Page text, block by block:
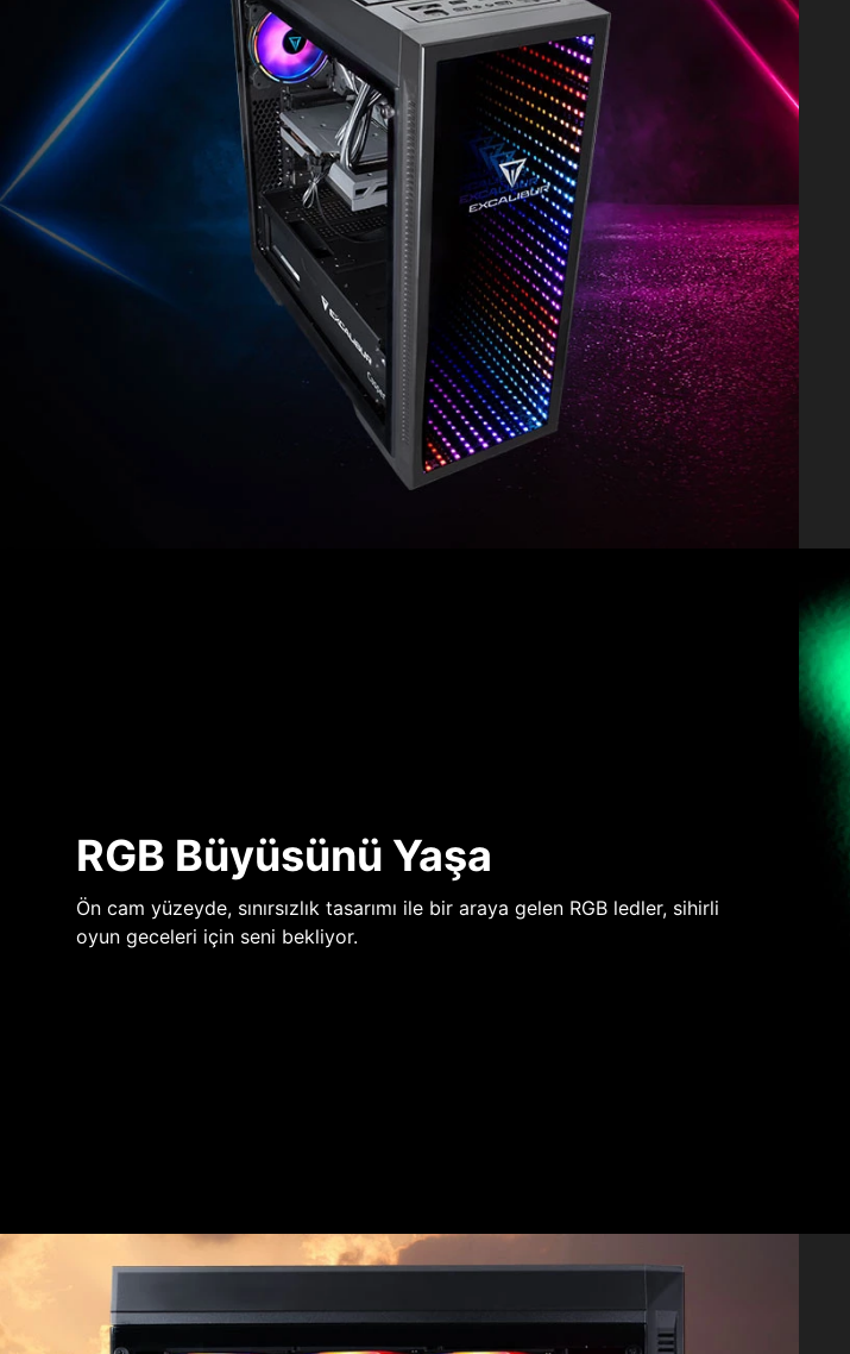
RGB Büyüsünü Yaşa
Ön cam yüzeyde, sınırsızlık tasarımı ile bir araya gelen RGB ledler, sihirli
oyun geceleri için seni bekliyor.